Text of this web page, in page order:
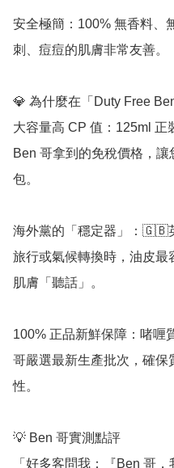
安全極簡：100% 無香料、
刺、痘痘的肌膚非常友善。
💎 為什麼在「Duty Free
大容量高 CP 值：125ml 正
Ben 哥拿到的免稅價格，
包。
海外黨的「穩定器」：
旅行或氣候轉換時，油皮最
肌膚「聽話」。
100% 正品新鮮保障：啫喱
哥嚴選最新生產批次，確保
性。
💡 Ben 哥實測點評
「好多客問我：『Ben 哥